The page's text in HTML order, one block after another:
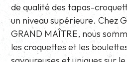
de qualité des tapas-
un niveau supérieure. Chez
GRAND MAÎTRE, nous
les croquettes et les